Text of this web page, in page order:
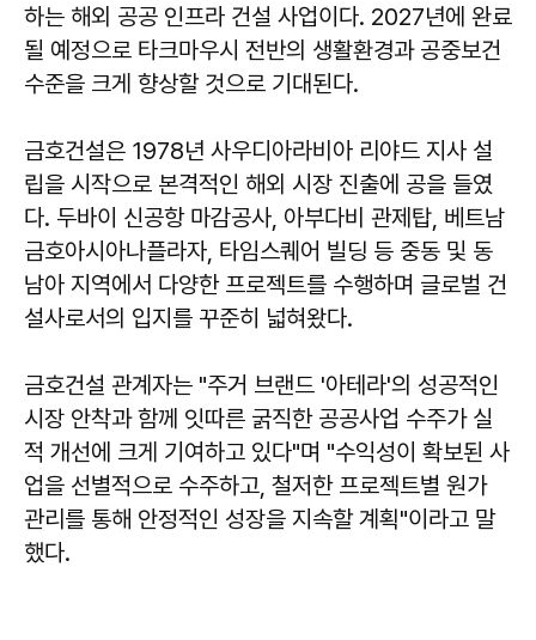
하는 해외 공공 인프라 건설 사업이다. 2027년에 완료
될 예정으로 타크마우시 전반의 생활환경과 공중보건
수준을 크게 향상할 것으로 기대된다.
금호건설은 1978년 사우디아라비아 리야드 지사 설
립을 시작으로 본격적인 해외 시장 진출에 공을 들였
다. 두바이 신공항 마감공사, 아부다비 관제탑, 베트남
금호아시아나플라자, 타임스퀘어 빌딩 등 중동 및 동
남아 지역에서 다양한 프로젝트를 수행하며 글로벌 건
설사로서의 입지를 꾸준히 넓혀왔다.
금호건설 관계자는 "주거 브랜드 '아테라'의 성공적인
시장 안착과 함께 잇따른 굵직한 공공사업 수주가 실
적 개선에 크게 기여하고 있다"며 "수익성이 확보된 사
업을 선별적으로 수주하고, 철저한 프로젝트별 원가
관리를 통해 안정적인 성장을 지속할 계획"이라고 말
했다.